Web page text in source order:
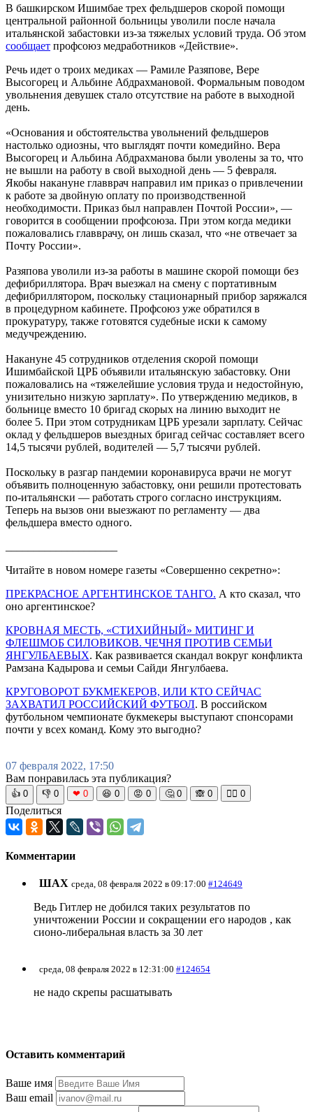
В башкирском Ишимбае трех фельдшеров скорой помощи
центральной районной больницы уволили после начала
итальянской забастовки из-за тяжелых условий труда. Об этом
сообщает профсоюз медработников «Действие».
Речь идет о троих медиках — Рамиле Разяпове, Вере
Высогорец и Альбине Абдрахмановой. Формальным поводом
увольнения девушек стало отсутствие на работе в выходной
день.
«Основания и обстоятельства увольнений фельдшеров
настолько одиозны, что выглядят почти комедийно. Вера
Высогорец и Альбина Абдрахманова были уволены за то, что
не вышли на работу в свой выходной день — 5 февраля.
Якобы накануне главврач направил им приказ о привлечении
к работе за двойную оплату по производственной
необходимости. Приказ был направлен Почтой России», —
говорится в сообщении профсоюза. При этом когда медики
пожаловались главврачу, он лишь сказал, что «не отвечает за
Почту России».
Разяпова уволили из-за работы в машине скорой помощи без
дефибриллятора. Врач выезжал на смену с портативным
дефибриллятором, поскольку стационарный прибор заряжался
в процедурном кабинете. Профсоюз уже обратился в
прокуратуру, также готовятся судебные иски к самому
медучреждению.
Накануне 45 сотрудников отделения скорой помощи
Ишимбайской ЦРБ объявили итальянскую забастовку. Они
пожаловались на «тяжелейшие условия труда и недостойную,
унизительно низкую зарплату». По утверждению медиков, в
больнице вместо 10 бригад скорых на линию выходит не
более 5. При этом сотрудникам ЦРБ урезали зарплату. Сейчас
оклад у фельдшеров выездных бригад сейчас составляет всего
14,5 тысячи рублей, водителей — 5,7 тысячи рублей.
Поскольку в разгар пандемии коронавируса врачи не могут
объявить полноценную забастовку, они решили протестовать
по-итальянски — работать строго согласно инструкциям.
Теперь на вызов они выезжают по регламенту — два
фельдшера вместо одного.
Читайте в новом номере газеты «Совершенно секретно»:
ПРЕКРАСНОЕ АРГЕНТИНСКОЕ ТАНГО. А кто сказал, что
оно аргентинское?
КРОВНАЯ МЕСТЬ, «СТИХИЙНЫЙ» МИТИНГ И
ФЛЕШМОБ СИЛОВИКОВ. ЧЕЧНЯ ПРОТИВ СЕМЬИ
ЯНГУЛБАЕВЫХ. Как развивается скандал вокруг конфликта
Рамзана Кадырова и семьи Сайди Янгулбаева.
КРУГОВОРОТ БУКМЕКЕРОВ, ИЛИ КТО СЕЙЧАС
ЗАХВАТИЛ РОССИЙСКИЙ ФУТБОЛ. В российском
футбольном чемпионате букмекеры выступают спонсорами
почти у всех команд. Кому это выгодно?
07 февраля 2022, 17:50
Вам понравилась эта публикация?
👍 0 👎 0 ❤ 0 😆 0 😡 0 🤔 0 🙈 0 🧘‍♀️ 0
Поделиться
Комментарии
ШАХ среда, 08 февраля 2022 в 09:17:00 #124649
Ведь Гитлер не добился таких результатов по
уничтожении России и сокращении его народов , как
сионо-либеральная власть за 30 лет
среда, 08 февраля 2022 в 12:31:00 #124654
не надо скрепы расшатывать
Оставить комментарий
Ваше имя
Ваш email